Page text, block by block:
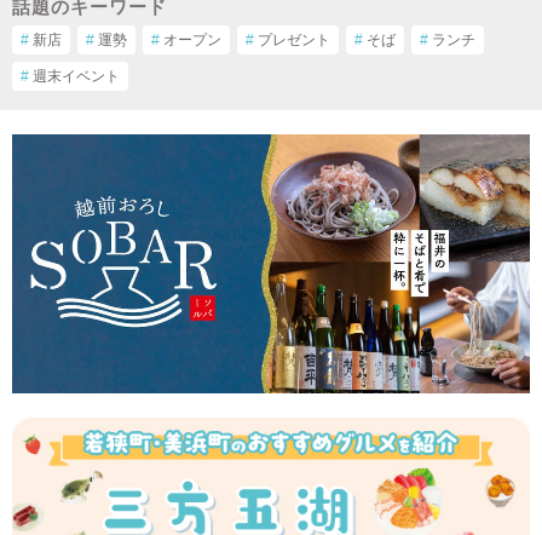
話題のキーワード
# 新店 # 運勢 # オープン # プレゼント # そば # ランチ
# 週末イベント